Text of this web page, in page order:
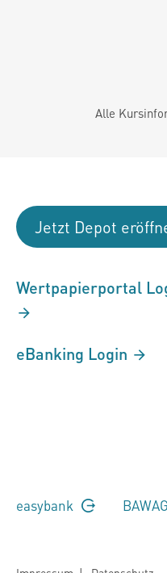
Alle
Jetzt Depot
Wertpapierportal
eBanking Login
easybank BAWAG